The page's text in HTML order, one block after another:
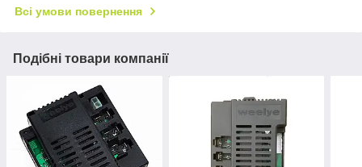
Всі умови повернення
Подібні товари компанії